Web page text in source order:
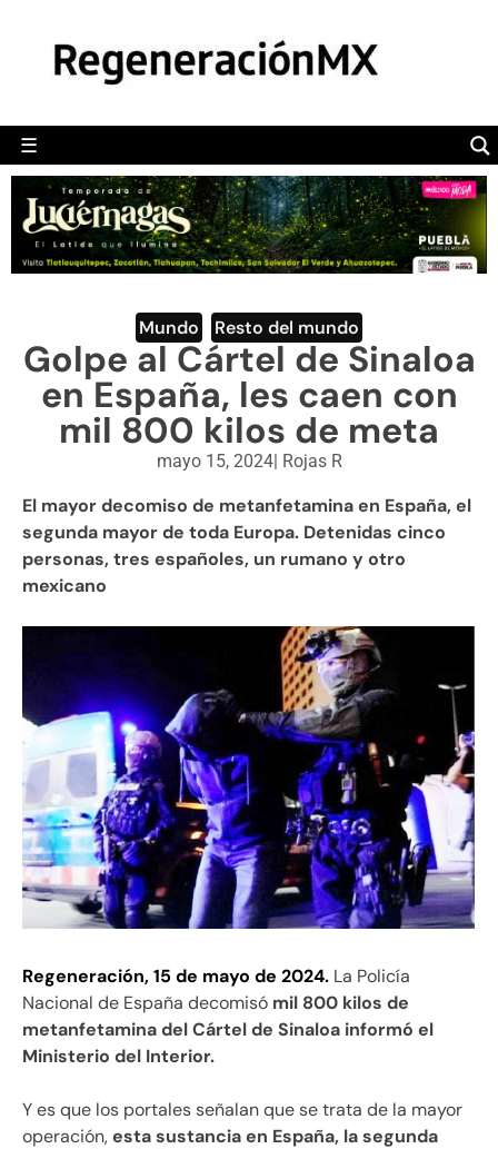
☰
POLÍTICA
CAMALEÓN
OPINIÓN
DEPORTES
ENGLISH SECTION
VIDEOS
Mundo Resto del mundo
Golpe al Cártel de Sinaloa
en España, les caen con
mil 800 kilos de meta
mayo 15, 2024| Rojas R
El mayor decomiso de metanfetamina en España, el
segunda mayor de toda Europa. Detenidas cinco
personas, tres españoles, un rumano y otro
mexicano
Regeneración, 15 de mayo de 2024. La Policía
Nacional de España decomisó mil 800 kilos de
metanfetamina del Cártel de Sinaloa informó el
Ministerio del Interior.
Y es que los portales señalan que se trata de la mayor
operación,esta sustancia en España, la segunda